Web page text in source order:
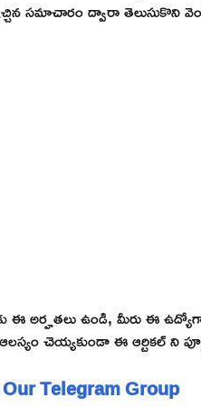
సమాచారం ద్వారా తెలుసుకొని
ఈ అర్హతలు ఉండి, మీరు ఈ
చెయ్యకుండా ఈ ఆర్టికల్ ని
Telegram Group